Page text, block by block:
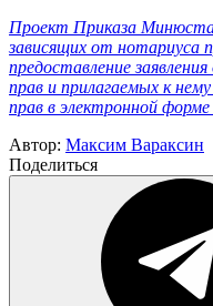
Проект Приказа
зависящих от нотариуса
предоставление
прав и прилагаемых к
прав в электронной
Автор: Максим Вараксин
Поделиться